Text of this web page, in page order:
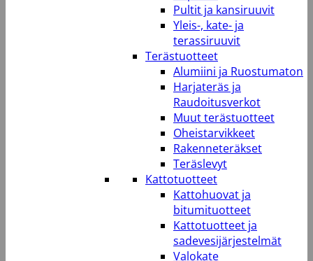
Pultit ja kansiruuvit
Yleis-, kate- ja
terassiruuvit
Terästuotteet
Alumiini ja Ruostumaton
Harjateräs ja
Raudoitusverkot
Muut terästuotteet
Oheistarvikkeet
Rakenneteräkset
Teräslevyt
Kattotuotteet
Kattohuovat ja
bitumituotteet
Kattotuotteet ja
sadevesijärjestelmät
Valokate